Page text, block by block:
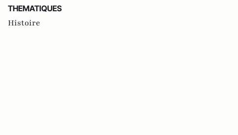
THEMATIQUES
Histoire